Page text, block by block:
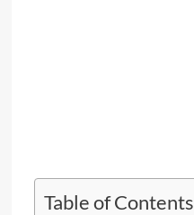
Table of Contents